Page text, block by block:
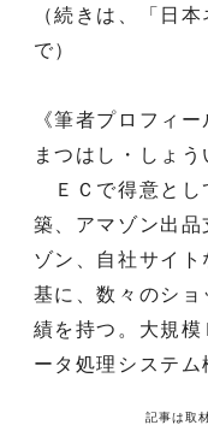
（続きは、「日
で）
《筆者プロフィー
まつはし・しょう
ＥＣで得意とし
築、アマゾン出
ゾン、自社サイ
基に、数々のシ
績を持つ。大規
ータ処理システム
記事は取